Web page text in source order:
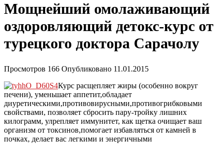
Мощнейший омолаживающий
оздоровляющий детокс-курс от
турецкого доктора Сарачолу
Просмотров 166 Опубликовано 11.01.2015
Курс расщепляет жиры (особенно вокруг
печени), уменьшает аппетит,обладает
диуретическими,противовирусными,противогрибковыми
свойствами, позволяет сбросить пару-тройку лишних
килограмм, улрепляет иммунитет, как щетка очищает ваш
организм от токсинов,помогает избавляться от камней в
почках, делает вас легкими и энергичными